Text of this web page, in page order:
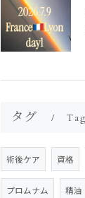
タグ
術後ケア 資格
プロムナム 精油